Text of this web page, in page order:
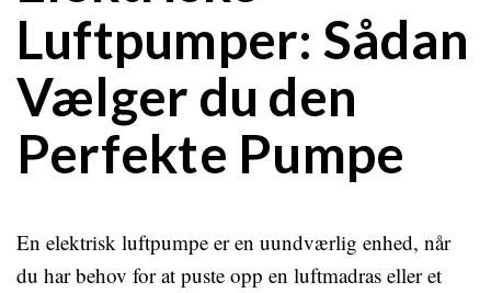
Luftpumper: Sådan
Vælger du den
Perfekte Pumpe
En elektrisk luftpumpe er en uundværlig enhed, når
du har behov for at puste opp en luftmadras eller et